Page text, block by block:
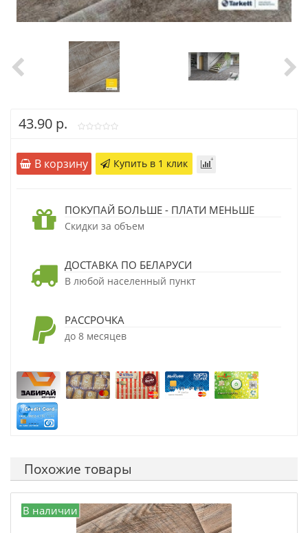
43.90 р.
В корзину Купить в 1 клик
ПОКУПАЙ БОЛЬШЕ - ПЛАТИ МЕНЬШЕ
Скидки за объем
ДОСТАВКА ПО БЕЛАРУСИ
В любой населенный пункт
РАССРОЧКА
до 8 месяцев
Похожие товары
В наличии